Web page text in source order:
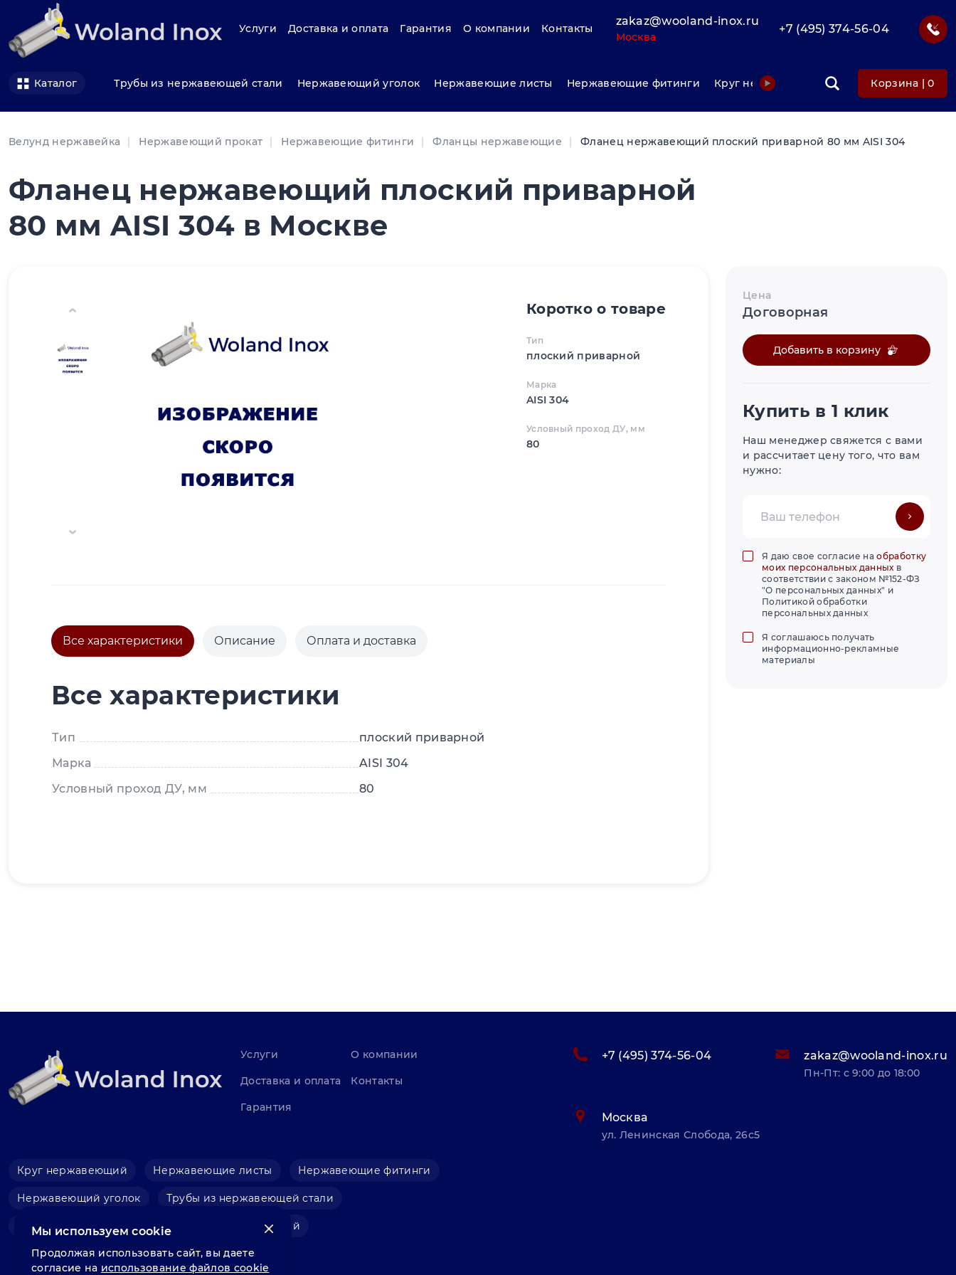
Услуги Доставка и оплата Гарантия О компании Контакты
zakaz@wooland-inox.ru
Москва
+7 (495) 374-56-04
Каталог Трубы из нержавеющей стали Нержавеющий уголок Нержавеющие листы Нержавеющие фитинги Круг нержавеющий ФольгаКорзина |0
Велунд нержавейка Нержавеющий прокат Нержавеющие фитинги Фланцы нержавеющие Фланец нержавеющий плоский приварной 80 мм AISI 304
Фланец нержавеющий плоский приварной
80 мм AISI 304 в Москве
Коротко о товаре
Тип
плоский приварной
Марка
AISI 304
Условный проход ДУ, мм
80
Все характеристики Описание Оплата и доставка
Все характеристики
Тип
плоский приварной
Марка
AISI 304
Условный проход ДУ, мм
80
Цена
Договорная
Добавить в корзину
Купить в 1 клик
Наш менеджер свяжется с вами
и рассчитает цену того, что вам
нужно:
Я даю свое согласие наобработку
моих персональных данныхв
соответствии с законом №152-ФЗ
"О персональных данных" и
Политикой обработки
персональных данных
Я соглашаюсь получать
информационно-рекламные
материалы
Услуги
Доставка и оплата
Гарантия
О компании
Контакты
Круг нержавеющий Нержавеющие листы Нержавеющие фитинги
Нержавеющий уголок Трубы из нержавеющей стали
Фольга нержавеющая Швеллер нержавеющий
+7 (495) 374-56-04 zakaz@wooland-inox.ru
Пн-Пт: с 9:00 до 18:00
Москва
ул. Ленинская Слобода, 26с5
Мы используем cookie
Продолжая использовать сайт, вы даете
согласие на использование файлов cookie